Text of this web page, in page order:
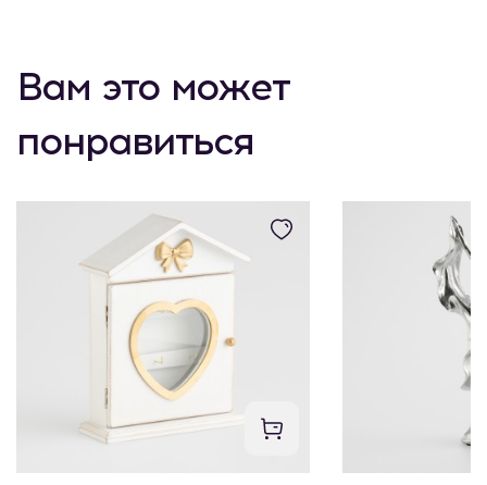
Вам это может
понравиться